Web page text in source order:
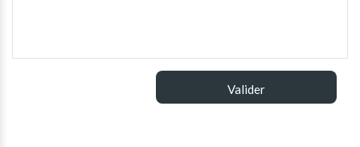
Valider